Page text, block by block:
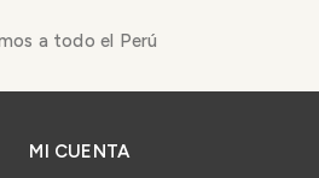
a todo el Perú
MI CUENTA